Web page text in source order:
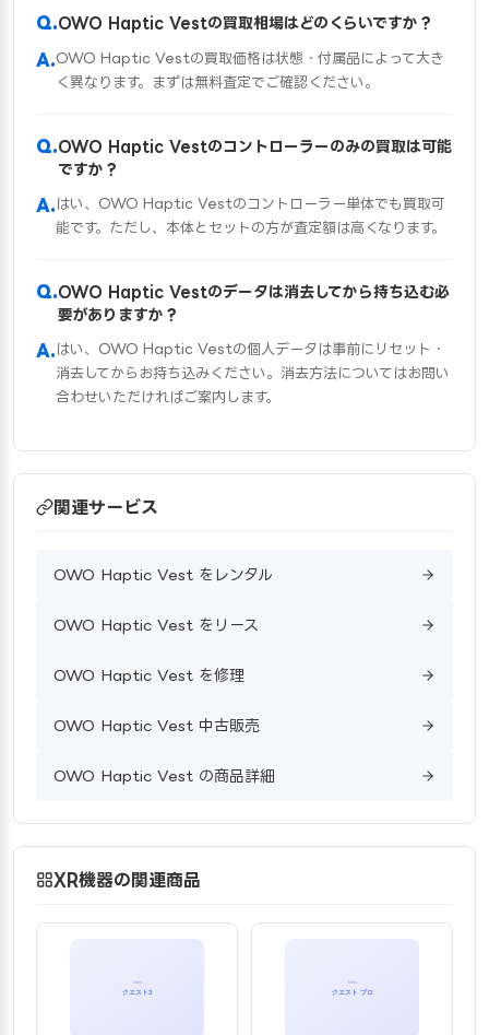
OWO Haptic Vestの買取相場はどのくらいですか？
OWO Haptic Vestの買取価格は状態・付属品によって大き
く異なります。まずは無料査定でご確認ください。
OWO Haptic Vestのコントローラーのみの買取は可能
ですか？
はい、OWO Haptic Vestのコントローラー単体でも買取可
能です。ただし、本体とセットの方が査定額は高くなります。
OWO Haptic Vestのデータは消去してから持ち込む必
要がありますか？
はい、OWO Haptic Vestの個人データは事前にリセット・
消去してからお持ち込みください。消去方法についてはお問い
合わせいただければご案内します。
関連サービス
OWO Haptic Vest をレンタル
OWO Haptic Vest をリース
OWO Haptic Vest を修理
OWO Haptic Vest 中古販売
OWO Haptic Vest の商品詳細
XR機器の関連商品